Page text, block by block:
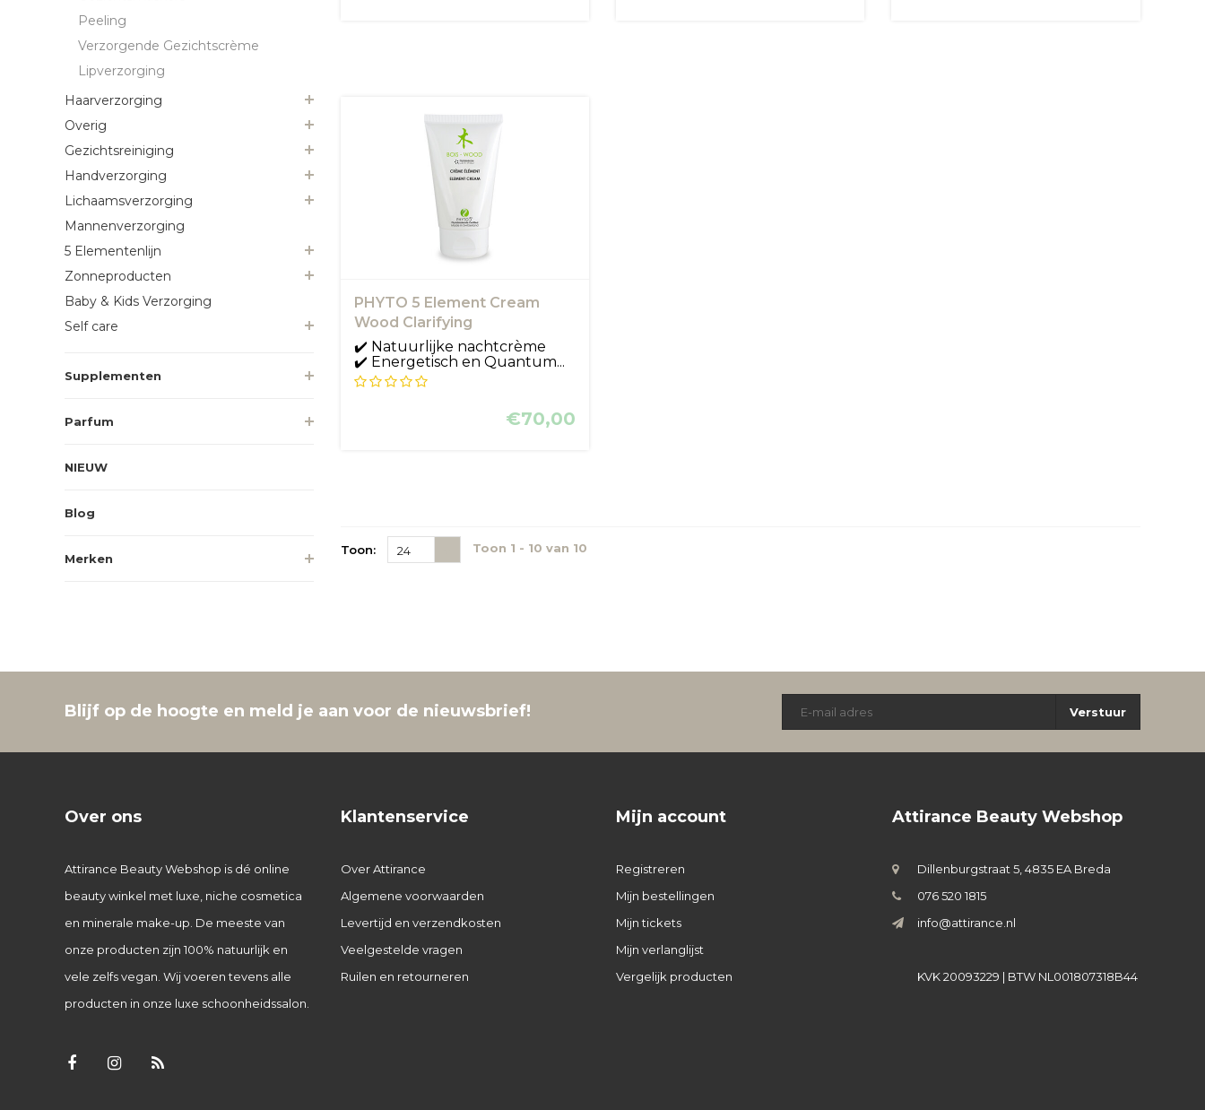
Peeling
Verzorgende Gezichtscrème
Lipverzorging
Haarverzorging
Overig
Gezichtsreiniging
Handverzorging
Lichaamsverzorging
Mannenverzorging
5 Elementenlijn
Zonneproducten
Baby & Kids Verzorging
Self care
Supplementen
Parfum
NIEUW
Blog
Merken
PHYTO 5 Element Cream
Wood Clarifying
✔️ Natuurlijke nachtcrème
✔️ Energetisch en Quantum...
€70,00
Toon: 24 Toon 1 - 10 van 10
Blijf op de hoogte en meld je aan voor de nieuwsbrief! Verstuur
Over ons
Attirance Beauty Webshop is dé online
beauty winkel met luxe, niche cosmetica
en minerale make-up. De meeste van
onze producten zijn 100% natuurlijk en
vele zelfs vegan. Wij voeren tevens alle
producten in onze luxe schoonheidssalon.
Klantenservice
Over Attirance
Algemene voorwaarden
Levertijd en verzendkosten
Veelgestelde vragen
Ruilen en retourneren
Mijn account
Registreren
Mijn bestellingen
Mijn tickets
Mijn verlanglijst
Vergelijk producten
Attirance Beauty Webshop
Dillenburgstraat 5, 4835 EA Breda
076 520 1815
info@attirance.nl
KVK 20093229 | BTW NL001807318B44